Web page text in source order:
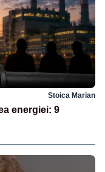
Stoica Marian
energiei: 9